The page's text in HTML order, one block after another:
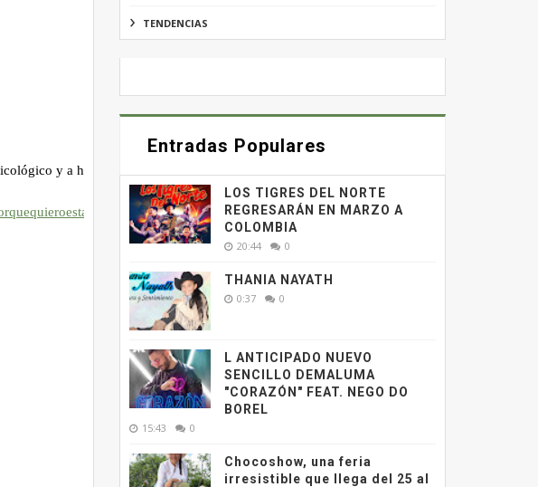
psicológico y a hablar con un
porquequieroestarbien.com
TENDENCIAS
Entradas Populares
LOS TIGRES DEL NORTE
REGRESARÁN EN MARZO A
COLOMBIA
20:44 0
THANIA NAYATH
0:37 0
L ANTICIPADO NUEVO
SENCILLO DEMALUMA
"CORAZÓN" FEAT. NEGO DO
BOREL
15:43 0
Chocoshow, una feria
irresistible que llega del 25 al